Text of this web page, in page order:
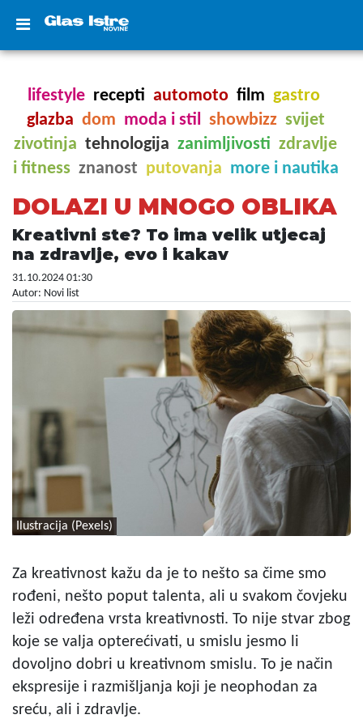
lifestyle recepti automoto film gastro
glazba dom moda i stil showbizz svijet
zivotinja tehnologija zanimljivosti zdravlje
i fitness znanost putovanja more i nautika
DOLAZI U MNOGO OBLIKA
Kreativni ste? To ima velik utjecaj
na zdravlje, evo i kakav
31.10.2024 01:30
Autor: Novi list
Ilustracija (Pexels)
Za kreativnost kažu da je to nešto sa čime smo
rođeni, nešto poput talenta, ali u svakom čovjeku
leži određena vrsta kreativnosti. To nije stvar zbog
koje se valja opterećivati, u smislu jesmo li
dovoljno dobri u kreativnom smislu. To je način
ekspresije i razmišljanja koji je neophodan za
sreću, ali i zdravlje.